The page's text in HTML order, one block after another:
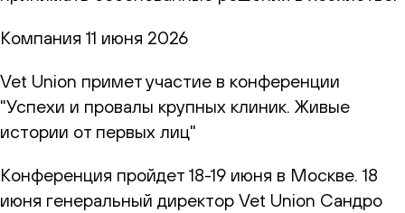
Компания 11 июня 2026
Vet Union примет участие в конференции
"Успехи и провалы крупных клиник. Живые
истории от первых лиц"
Конференция пройдет 18-19 июня в Москве. 18
июня генеральный директор Vet Union Сандро